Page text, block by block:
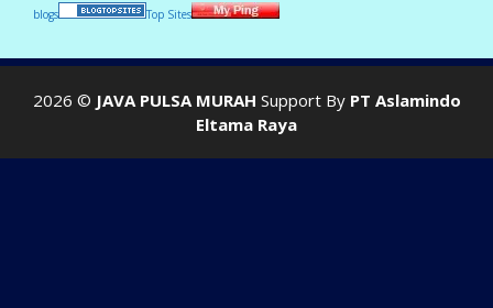
blogs
Top Sites
2026 © JAVA PULSA MURAH Support By PT Aslamindo
Eltama Raya